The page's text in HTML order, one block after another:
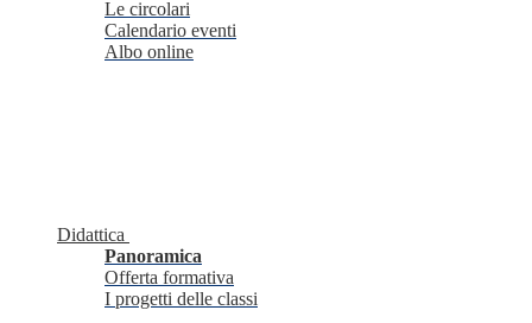
Le circolari
Calendario eventi
Albo online
Didattica
Panoramica
Offerta formativa
I progetti delle classi